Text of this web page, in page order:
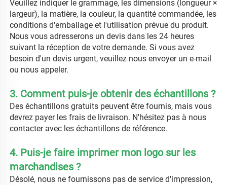
Veuillez indiquer le grammage, les dimensions (longueur ×
largeur), la matière, la couleur, la quantité commandée, les
conditions d'emballage et l'utilisation prévue du produit.
Nous vous adresserons un devis dans les 24 heures
suivant la réception de votre demande. Si vous avez
besoin d'un devis urgent, veuillez nous envoyer un e-mail
ou nous appeler.
3. Comment puis-je obtenir des échantillons ?
Des échantillons gratuits peuvent être fournis, mais vous
devrez payer les frais de livraison. N'hésitez pas à nous
contacter avec les échantillons de référence.
4. Puis-je faire imprimer mon logo sur les
marchandises ?
Désolé, nous ne fournissons pas de service d'impression,